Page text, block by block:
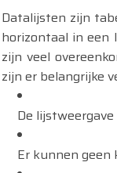
Datalijsten zijn
horizontaal in een
zijn veel
zijn er belangrijke
De
Er kunnen geen